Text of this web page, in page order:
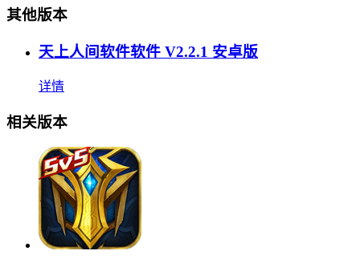
其他版本
天上人间软件软件 V2.2.1 安卓版
详情
相关版本